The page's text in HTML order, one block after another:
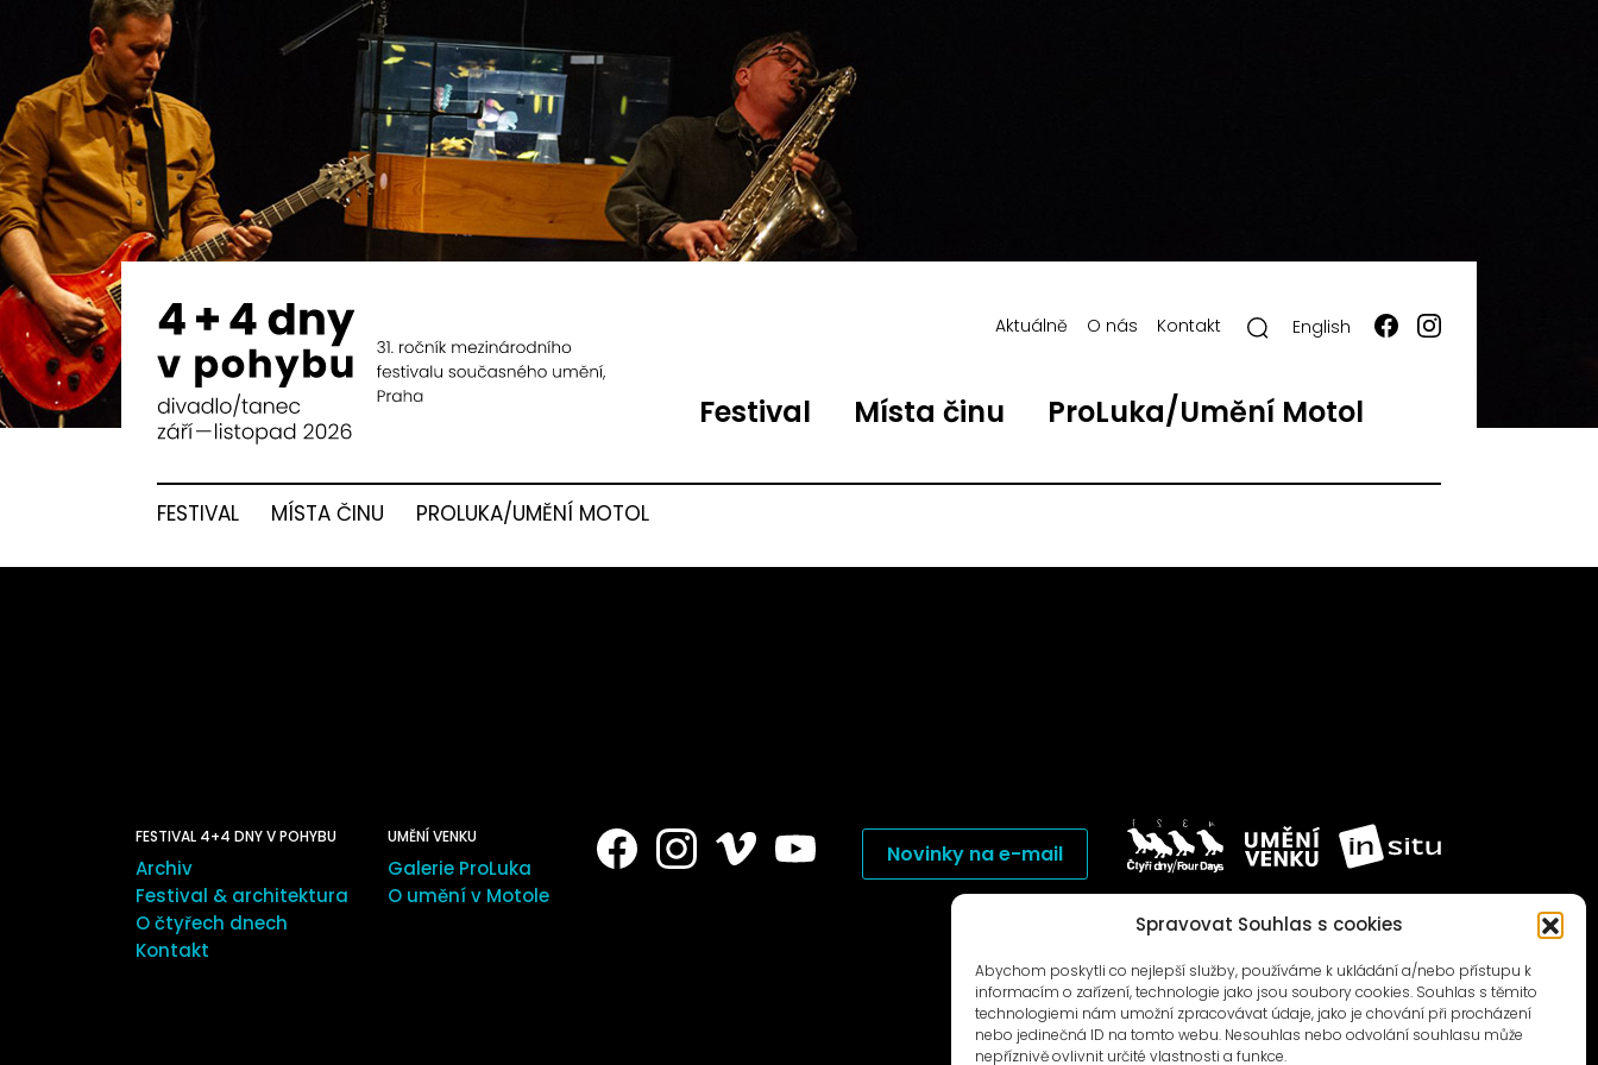
Spravovat Souhlas s cookies
Abychom poskytli co nejlepší služby, používáme k ukládání a/nebo přístupu k
informacím o zařízení, technologie jako jsou soubory cookies. Souhlas s těmito
technologiemi nám umožní zpracovávat údaje, jako je chování při procházení
nebo jedinečná ID na tomto webu. Nesouhlas nebo odvolání souhlasu může
nepříznivě ovlivnit určité vlastnosti a funkce.
Festival Místa činu ProLuka/Umění Motol
Aktuálně O nás Kontakt English
FESTIVAL MÍSTA ČINU PROLUKA/UMĚNÍ MOTOL
FESTIVAL 4+4 DNY V POHYBU
Archiv
Festival & architektura
O čtyřech dnech
Kontakt
UMĚNÍ VENKU
Galerie ProLuka
O umění v Motole
Novinky na e-mail
© 1996–2025
Čtyři dny, z.s. / Four Days association